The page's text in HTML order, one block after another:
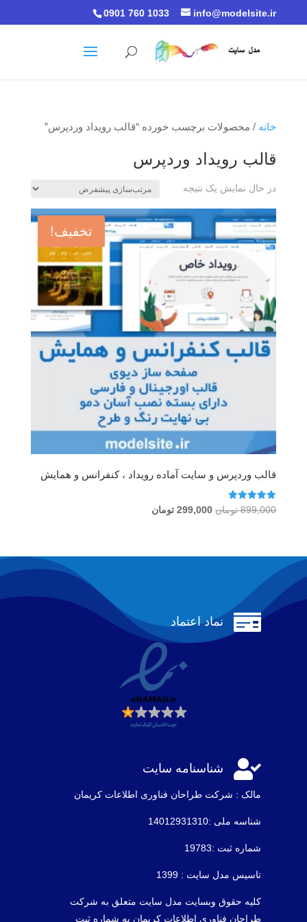
0901 760 1033 info@modelsite.ir
خانه / محصولات برچسب خورده “قالب رویداد وردپرس”
قالب رویداد وردپرس
در حال نمایش یک نتیجه
تخفیف!
قالب وردپرس و سایت آماده رویداد ، کنفرانس و همایش
امتیاز
5.00
899,000 تومان قیمت
بود.
299,000 تومانقیمت
است.
 نماد اعتماد
 شناسنامه سایت
مالک : شرکت طراحان فناوری اطلاعات كريمان
شناسه ملی :14012931310
شماره ثبت :19783
تاسیس مدل سایت : 1399
کلیه حقوق وبسایت مدل سایت متعلق به شرکت
طراحان فناوری اطلاعات کریمان به شماره ثبت